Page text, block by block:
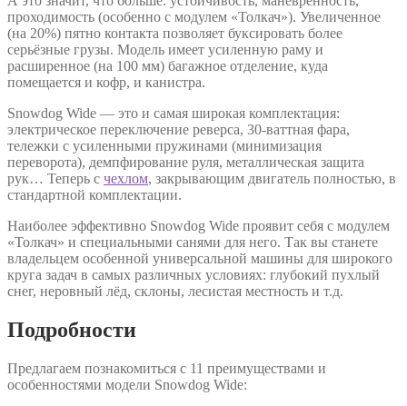
проходимость (особенно с модулем «Толкач»). Увеличенное
(на 20%) пятно контакта позволяет буксировать более
серьёзные грузы. Модель имеет усиленную раму и
расширенное (на 100 мм) багажное отделение, куда
помещается и кофр, и канистра.
Snowdog Wide — это и самая широкая комплектация:
электрическое переключение реверса, 30-ваттная фара,
тележки с усиленными пружинами (минимизация
переворота), демпфирование руля, металлическая защита
рук… Теперь с чехлом, закрывающим двигатель полностью, в
стандартной комплектации.
Наиболее эффективно Snowdog Wide проявит себя с модулем
«Толкач» и специальными санями для него. Так вы станете
владельцем особенной универсальной машины для широкого
круга задач в самых различных условиях: глубокий пухлый
снег, неровный лёд, склоны, лесистая местность и т.д.
Подробности
Предлагаем познакомиться с 11 преимуществами и
особенностями модели Snowdog Wide: